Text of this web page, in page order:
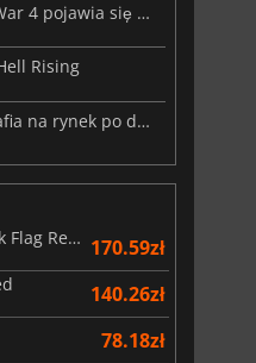
W Warhammer 40,000: Dawn of War 4 pojawia się frakcja Nekronów
Rising
Forsaken Realms: Vahrin’s Call trafia na rynek po dziesięciu latach prac
Assassin's Creed Black Flag Resynced 170.59zł
140.26zł
78.18zł